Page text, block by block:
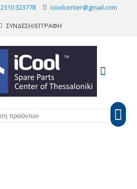
2310 323778 icoolcenter@gmail.com
ΣΥΝΔΕΣΗ/ΕΓΓΡΑΦΗ